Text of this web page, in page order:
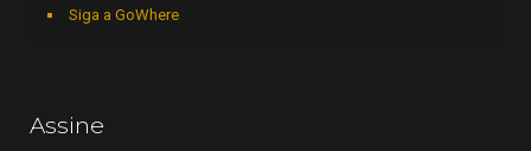
Siga a GoWhere
Assine